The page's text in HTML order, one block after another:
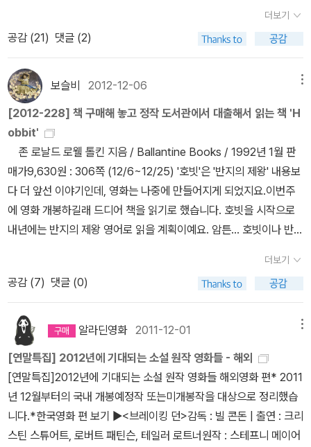
큼이나 많은 이들이 재미를 느끼느 것이 영화와의 비교이다. 이미 워
낙 많이 알려졌지만, <뜻밖의 여정>에 나오는 오크왕 '아조그'나 리벤
델에서 있었던 마법사들의 회의 장면, <스마우그의 폐허>에 나오는
레골라스나 타우리엘은 원작에 등장하지 않는다. 아조그와 마법사들
회의 장면은 한줄 설명으로 나올 뿐이고, 레골라스는 언급조차 없으
며, 타우리엘은 피터잭슨 감독이 창조한 캐릭터이다. 당연히 타우리
엘과 드워프 킬리와의 로맨스도 원작엔 아예 없다. (이 부분은 더는
언급하고 싶지 않다. 뜬금없는 로맨스라니ㅠㅠ) 세부적으로 들어가면
원작과 다른 점들은 더욱 많다. 가령 베오론과 만나는 장면, 와르그떼
에 쫓기는 빌보일행을 독수리왕이 구해주게 되는 계기, 고블린 왕국
에서 빌보가 탈출할 때의 장면, 스마우그와 드와프들 (원작에서는 드
워프들은 아예 스마우그와 대면하지도 않는다. 빌보만 잠깐 만났다가
스마우그가 빌보일행을 찾으러 마을로 내려가고, 바르드에게 죽는다.
보의 존재감은 원작이나 영화나 같다. 특히 원작에서 빌보의 존재감
록 큰 공감을 이끌어 내는 이유는, 빌보가 우리의 모습과 너무도 닮아
서, 빌보처럼 당장 나도 모험을 떠날 용기는 아직도 없지만, 그럼에도
빌보가 성장할 때마다 '나도 할 수 있겠지?'하는 희망을 조금이라도
꿈꿀 수 있기 때문이 아닐까. 빌보는 끊임없이 성장한다. 지치지도 않
고 위험이 계속 다가오지만 어쨌든 이겨낸다. 주인공이기 때문에 죽
지 않는 것이라고 쳐도, 소설 속 빌보는 자신이 주인공인 것을 모르기
버지 나이가 무려 98세였는데도 할머니와 서로 존댓말 쓰는 게 참 보
기 좋았다. 그런데 궁금한 것이, 그 긴 시간 동안 할아버지는 무얼 해
서 가족의 경제를 책임졌을까? 자식들도 꽤 많았는데 말이다. 할머니
생신에 모여서 큰오빠에게 여태 부모님께 해준 게 뭐가 있냐고 울음
을 터트리는 딸을 보고 있자니 착잡했다. 영화는 할머니 할아버지가
얼마나 서로를 위해주는지만 익살스럽게 묘사했지만 나머지 가족들
의 이야기는 거의 나오지 않았다. 혹시 큰아들만 공부 시키느라 딸내
미는 학교도 못 다니고 일찌감치 돈벌러 나간 것일까? 이러저러한 상
상이 마구 뻗칠 수밖에 없었다. 두 부부는 서로 화목하고 서로 행복하
지만, 자식들은 그래 보이지 않았다. 워낭소리에서 할아버지 혼자 소
에 대한 마음이 지극했지, 같이 사는 할머니는 고생스러웠고 수십 년
동안 노동의 굴레에서 벗어나지 못한 그 소는 대체 뭔 죄? 내게는 할
서도 받았다. 대단하긴 한데 그렇다고 그게 감동적이지도 않고 뭔가
찝찝한 이 기분... 98세에 돌아가신 거면 정말 호상인 건데도, 할머니
는 할아버지 불쌍하다며 통곡을 하셨다. 어쩔 수 없이 내 아버지가 생
각이 나서, 잠시 마음이 아릿했다. ★★★83. 국제시장(윤제균, 20
14)마음이 복잡해지는 영화다. 먼저 보고 오신 엄니께서 해피엔딩이
라고 해서 안심하고 갔는데, 영화 소개 프로그램에서 보고서 줄거리
도 다 알고 갔는데, 그럼에도 불구하고 울지 않을 도리가 없었다. 처음
부터 끝까지.흥남부두에서의 철수는 공지영 작가의 '높고 푸른 사다
리'를 바로 연상시켰다. 그 눈물의 피난길, 기적같던 사흘의 이야기.
그리고 전쟁으로 발생한 천만명의 이산가족. 오빠랑 조카를 두고 애
시'를 각색한 소설인데, 영화 시나리오가 망이니 소설도 그리 재밌지
을... 13. 제 3인류 3, 베르나르 베르베르- <제 3인류> 1, 2권을 봤기
때문에 끝을 보기 위해 어쩔 수 없이 집어들었다. 그리고 결과는 폭망.
14. 세상물정의 사회학, 노명우- 어떻게 보면 사회학 서적의 메타북
이라 할 수 있다. 동시에 에세이의 성격을 띄기도 하고. 어렵게만 느껴
졌던 사회학을 조금이나마 쉽게 읽을 수 있어서 큰 도움이 됐다.* 1월
의 책: 상처적 체질, 우리는 차별에 찬성합니다, 대한민국 나쁜 기업
보고서, 동물농장, 세상물정의 사회학* 당부말씀: 제 3인류는 개인적
소견으로는 진짜 망작입니다. 왜 본국에서 인기가 없는지 알겠어요.
온다. 그는 하루에 1천 단어가 넘는 글을 썼다. 잠도 하루에 겨우 세
시간씩만 자고 나머지 시간은 온통 글쓰기에 쏟았다. 평소 존경하던
한 소설을 쓰기 위해 필요한 것들을 스스로 읽히려는 노력의 일환이
었다. (285쪽) 그러곤 결국 이 소설은 3주 만에 완성했다고 한다. 이
런 작가의 글이라면 궁금해지는 건 당연한 것 같다. <제목만 알았지
아는 게 도통 없던, 그러나 알고 싶은 소설> 곧 내 품에 들어올 책이
다. 이 책에서는 <소음과 격정>이라고 되어 있는데 내가 산 것은 <소
리와 분노>이다. 어떤 제목이 더 어울리는 지는 읽어봐야 판단할 수
있을 것 같다. 여러 번 거절 당한 소설, 그러나 출간 후 뜨거운 평단의
반을 받은 소설을 읽어봐야겠다. 그런 소설은 대체 어떤 소설이
지?? 버지니아 울프를 몹시 좋아하게 된 것은 <자기만의 방>을 읽
있되 어려웠다 ㅠㅠ <댈러웨이 부인>을 읽을 생각을 왜 못했을까?
이 책에 의하면 댈러웨이 부인은 버지니아 울프와 가까웠던 키티라는
여인을 모델로 했다고 한다. 버지니아 울프는 댈러웨이 부인을 <댈러
웨이 부인> 작품 외에도 여러 번 출연시켰다고 하니 그녀의 정체가
몹시 궁금하다. 우리 나라에 많은 번역본이 있더라만 열린책들 표지
디자인이 정말 예쁘다! <읽었지만 도통 생각이 안나는 소설 ㅠㅠ>분
명 읽었다. 그런데 무슨 내용인지, 내가 어떤 느낌을 받았는지 구체적
으로 생각이 나지 않는다. 기회가 되면 다시 읽어봐야겠다. 분명 막연
히 좋은 느낌은 있는데 말이다 ㅠㅠ 내가 읽은 건 이 판본은 아니다.
오래 전에 읽은 기억이 난다. 개인적으로는 어려웠던 것 같다. 아마 내
점점 설 자리를 잃을지도 모르니까. mbc 연기 대상 시상식에서 완전
히 팽당한 안재욱이 떠오른다. 아흐 동동다리... ★★★★ 79. 맥코
리아 엄마와 함께 26년을 보고 돌아가는 길에, 지역 도서관 겸 극장
의 독립영화 전용관에 들러 혼자서 이 영화를 보았다. 나 혼자서 영화
를 보는 풍경은 가끔씩 연출되지만, 그게 꼭 이 영화관이라는 게 슬프
다. 구에서 운영하는 거라서 크게 걱정은 하지 않지만 이렇게 적자를
보아도 괜찮을런지....ㅜ.ㅜ 나꼼수를 들으며 처음 알게 된 이름 '맥
쿼리'. 9호선 요금 인상 건 때문에 더 이름을 날렸던 바로 그 맥쿼리를
추적한 다큐 영화다. 맥쿼리의 작년 한국 수익이 1680억원 대라고
했는데, 이중 99%가 이자 수익이라고 한다. KB은행에서 싸게 빌린
돈을 갚기 위해 본사에서 20% 대의 비싼 이자로 빌려 갚는 황당한
구조! 다른 이용 가능한 길을 막아놓고 갈 수 있는 유일한 통로로 뚫
어 놓은 우면산 터널. 그리고는 통행료 2천원 씩 받는다. 고속도로를
사유재산이라고 뻔뻔하게 말하는 이들. 과대포장된 예상 수익을 잡아
모든 게 MB 시장 시절에 진행되었다고. 맥쿼리 코리아 사장은 대통
령의 조카였다고. 길지도 않은 영화였는데, 그 시간 동안 뒷목 뻣뻣해
질 일이 참 많았다. 영화 26년의 마지막 장면이 떠올랐다. 청와대를
배경으로 경찰관이 서 있는 장면인데, 대선도 여당 승리로 끝났으니
MB의 이 모든 업적들은 다 묻혀지는 것인가? 나래이션은 탁현민과
공지영이 담당했는데, 기대 이상으로 잘했다. 자연스럽게. ★★★
☆ 80. 심플라이프 무척 잔잔한 영화였다. 소소한 웃음이 있었고
더보기
공감 (21) 댓글 (2)
보슬비 2012-12-06
[2012-228] 책 구매해 놓고 정작 도서관에서 대출해서 읽는 책 'H
obbit'
존 로날드 로웰 톨킨 지음 / Ballantine Books / 1992년 1월 판
매가9,630원 : 306쪽 (12/6~12/25) '호빗'은 '반지의 제왕' 내용보
다 더 앞선 이야기인데, 영화는 나중에 만들어지게 되었지요.이번주
에 영화 개봉하길래 드디어 책을 읽기로 했습니다. 호빗을 시작으로
내년에는 반지의 제왕 영어로 읽을 계획이예요. 암튼... 호빗이나 반지
기 불편해요. ㅠ.ㅠ;; 다행이도 도서관에 페이퍼백이 있어서 도서관에
대출해서 읽기로 했습니다. 제가 듣는 오디오북은 나레이터 한명이
책을 읽어주는 오디오북인데, BBC에서 여러명이 역활을 나누어 라
디오 방송을 한것도 출간되어 있네요. 축약본일지는 모르지만 궁금하
긴합니다. 출간한지 오래되서인지 다양한 표지 디자인
과 판형으로 출간이 되었네요. 이런책들을 만나면 정말 부러워요. 솔
직히 재미있는 책들은 다양하게 소장하고 싶은 욕심도 생긴다니깐요.
^^
더보기
공감 (7) 댓글 (0)
알라딘영화2011-12-01
[연말특집] 2012년에 기대되는 소설 원작 영화들 - 해외
[연말특집]2012년에 기대되는 소설 원작 영화들 해외영화 편* 2011
년 12월부터의 국내 개봉예정작 또는미개봉작을 대상으로 정리했습
니다.*한국영화 편 보기 ▶<브레이킹 던>감독 : 빌 콘돈 | 출연 : 크리
스틴 스튜어트, 로버트 패틴슨, 테일러 로트너원작 : 스테프니 메이어